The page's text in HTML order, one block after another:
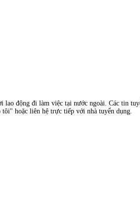
động đi làm việc tại nước ngoài. Các tin
hoặc liên hệ trực tiếp với nhà tuyển dụng.